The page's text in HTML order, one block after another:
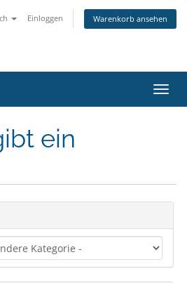
Einloggen Warenkorb ansehen
ein-/
ein